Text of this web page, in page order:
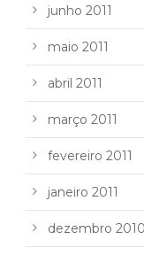
junho 2011
maio 2011
abril 2011
março 2011
fevereiro 2011
janeiro 2011
dezembro 2010